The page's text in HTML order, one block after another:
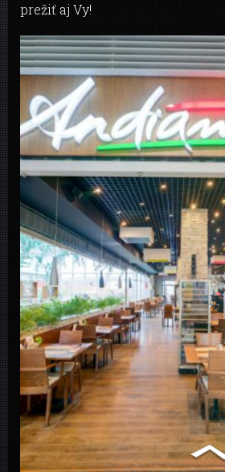
prežiť aj Vy!